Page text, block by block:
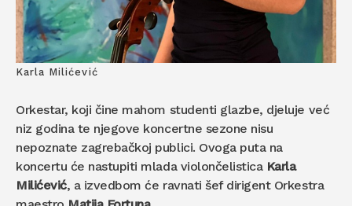
Karla Milićević
Orkestar, koji čine mahom studenti glazbe, djeluje već
niz godina te njegove koncertne sezone nisu
nepoznate zagrebačkoj publici. Ovoga puta na
koncertu će nastupiti mlada violončelistica Karla
Milićević, a izvedbom će ravnati šef dirigent Orkestra